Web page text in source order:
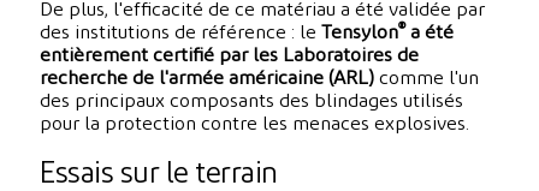
De plus, l'efficacité de ce matériau a été validée par
des institutions de référence : le
Tensylon® a été
entièrement certifié par les Laboratoires de
recherche de l'armée américaine (ARL) comme l'un
des principaux composants des blindages utilisés
pour la protection contre les menaces explosives.
Essais sur le terrain